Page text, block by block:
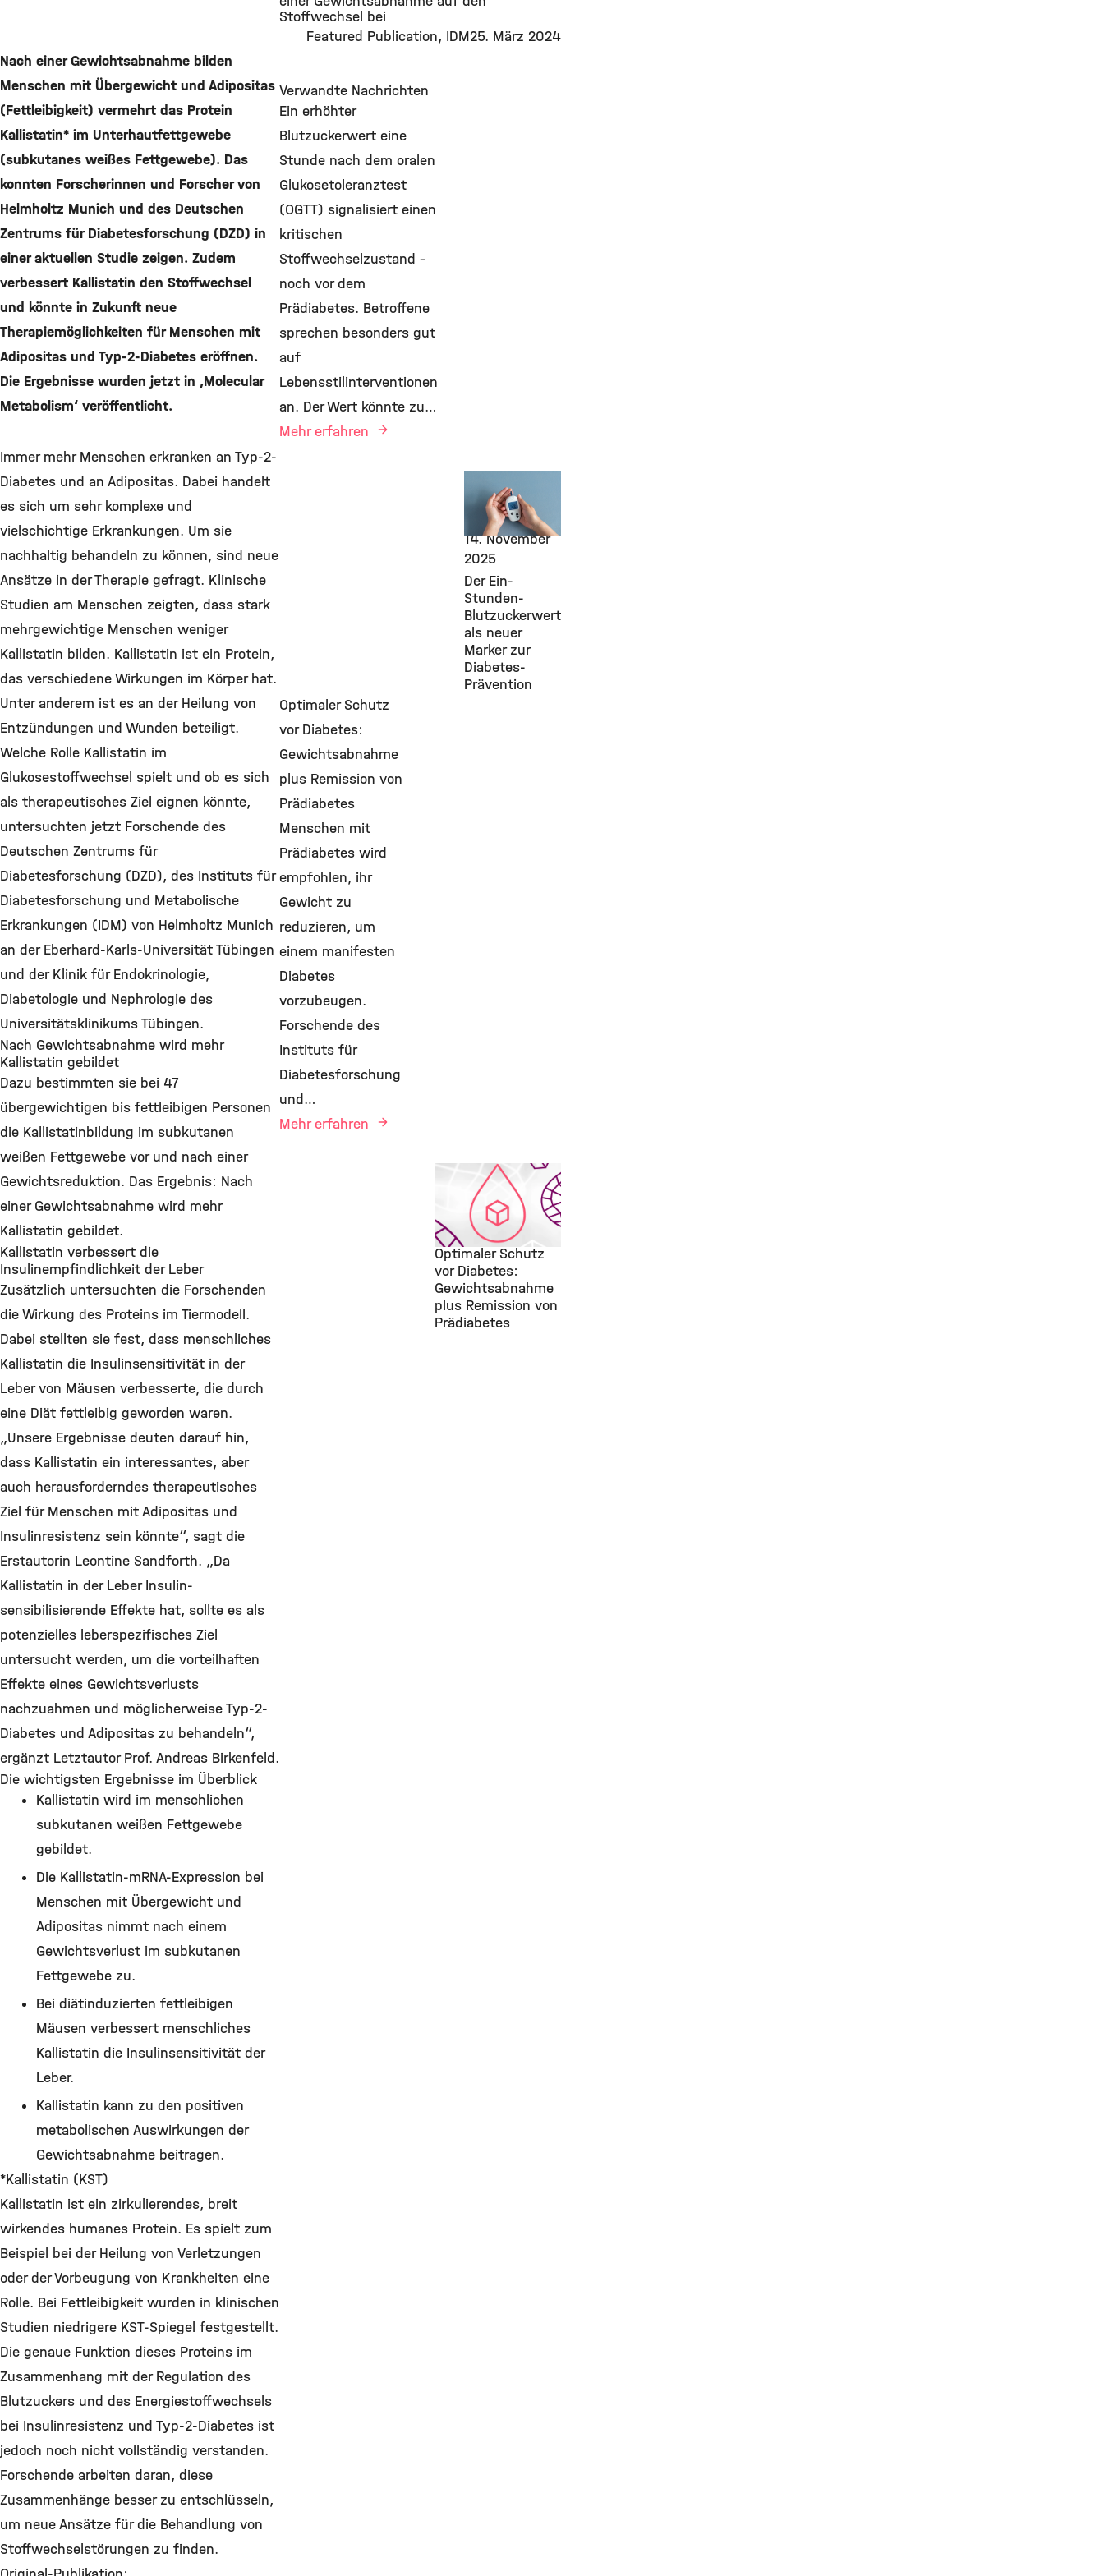
©
Stoffwechsel bei
Featured Publication IDM25. März 2024
Nach einer Gewichtsabnahme bilden
Menschen mit Übergewicht und Adipositas
(Fettleibigkeit) vermehrt das Protein
Kallistatin* im Unterhautfettgewebe
(subkutanes weißes Fettgewebe). Das
konnten Forscherinnen und Forscher von
Helmholtz Munich und des Deutschen
Zentrums für Diabetesforschung (DZD) in
einer aktuellen Studie zeigen. Zudem
verbessert Kallistatin den Stoffwechsel
und könnte in Zukunft neue
Therapiemöglichkeiten für Menschen mit
Adipositas und Typ-2-Diabetes eröffnen.
Die Ergebnisse wurden jetzt in ‚Molecular
Metabolism‘ veröffentlicht.
Immer mehr Menschen erkranken an Typ-2-
Diabetes und an Adipositas. Dabei handelt
es sich um sehr komplexe und
vielschichtige Erkrankungen. Um sie
nachhaltig behandeln zu können, sind neue
Ansätze in der Therapie gefragt. Klinische
Studien am Menschen zeigten, dass stark
mehrgewichtige Menschen weniger
Kallistatin bilden. Kallistatin ist ein Protein,
das verschiedene Wirkungen im Körper hat.
Unter anderem ist es an der Heilung von
Entzündungen und Wunden beteiligt.
Welche Rolle Kallistatin im
Glukosestoffwechsel spielt und ob es sich
als therapeutisches Ziel eignen könnte,
untersuchten jetzt Forschende des
Deutschen Zentrums für
Diabetesforschung (DZD), des Instituts für
Diabetesforschung und Metabolische
Erkrankungen (IDM) von Helmholtz Munich
an der Eberhard-Karls-Universität Tübingen
und der Klinik für Endokrinologie,
Diabetologie und Nephrologie des
Universitätsklinikums Tübingen.
Nach Gewichtsabnahme wird mehr
Kallistatin gebildet
Dazu bestimmten sie bei 47
übergewichtigen bis fettleibigen Personen
die Kallistatinbildung im subkutanen
weißen Fettgewebe vor und nach einer
Gewichtsreduktion. Das Ergebnis: Nach
einer Gewichtsabnahme wird mehr
Kallistatin gebildet.
Kallistatin verbessert die
Insulinempfindlichkeit der Leber
Zusätzlich untersuchten die Forschenden
die Wirkung des Proteins im Tiermodell.
Dabei stellten sie fest, dass menschliches
Kallistatin die Insulinsensitivität in der
Leber von Mäusen verbesserte, die durch
eine Diät fettleibig geworden waren.
„Unsere Ergebnisse deuten darauf hin,
dass Kallistatin ein interessantes, aber
auch herausforderndes therapeutisches
Ziel für Menschen mit Adipositas und
Insulinresistenz sein könnte“, sagt die
Erstautorin Leontine Sandforth. „Da
Kallistatin in der Leber Insulin-
sensibilisierende Effekte hat, sollte es als
potenzielles leberspezifisches Ziel
untersucht werden, um die vorteilhaften
Effekte eines Gewichtsverlusts
nachzuahmen und möglicherweise Typ-2-
Diabetes und Adipositas zu behandeln“,
ergänzt Letztautor Prof. Andreas Birkenfeld.
Die wichtigsten Ergebnisse im Überblick
Kallistatin wird im menschlichen
subkutanen weißen Fettgewebe
gebildet.
Die Kallistatin-mRNA-Expression bei
Menschen mit Übergewicht und
Adipositas nimmt nach einem
Gewichtsverlust im subkutanen
Fettgewebe zu.
Bei diätinduzierten fettleibigen
Mäusen verbessert menschliches
Kallistatin die Insulinsensitivität der
Leber.
Kallistatin kann zu den positiven
metabolischen Auswirkungen der
Gewichtsabnahme beitragen.
*Kallistatin (KST)
Kallistatin ist ein zirkulierendes, breit
wirkendes humanes Protein. Es spielt zum
Beispiel bei der Heilung von Verletzungen
oder der Vorbeugung von Krankheiten eine
Rolle. Bei Fettleibigkeit wurden in klinischen
Studien niedrigere KST-Spiegel festgestellt.
Die genaue Funktion dieses Proteins im
Zusammenhang mit der Regulation des
Blutzuckers und des Energiestoffwechsels
bei Insulinresistenz und Typ-2-Diabetes ist
jedoch noch nicht vollständig verstanden.
Forschende arbeiten daran, diese
Zusammenhänge besser zu entschlüsseln,
um neue Ansätze für die Behandlung von
Stoffwechselstörungen zu finden.
Verwandte Nachrichten
Findings,
Diabetes, IDM,
14. November
2025
Der Ein-
Stunden-
Blutzuckerwert
als neuer
Marker zur
Diabetes-
Prävention
Ein erhöhter
Blutzuckerwert eine
Stunde nach dem oralen
Glukosetoleranztest
(OGTT) signalisiert einen
kritischen
Stoffwechselzustand –
noch vor dem
Prädiabetes. Betroffene
sprechen besonders gut
auf
Lebensstilinterventionen
an. Der Wert könnte zu…
Mehr erfahren
Featured
Publication,
Diabetes, IDM,
20.
Juni 2024
Optimaler Schutz
vor Diabetes:
Gewichtsabnahme
plus Remission von
Prädiabetes
Optimaler Schutz
vor Diabetes:
Gewichtsabnahme
plus Remission von
Prädiabetes
Menschen mit
Prädiabetes wird
empfohlen, ihr
Gewicht zu
reduzieren, um
einem manifesten
Diabetes
vorzubeugen.
Forschende des
Instituts für
Diabetesforschung
und…
Mehr erfahren